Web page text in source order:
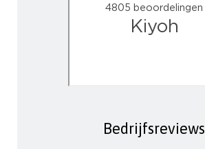
Bedrijfsreviews